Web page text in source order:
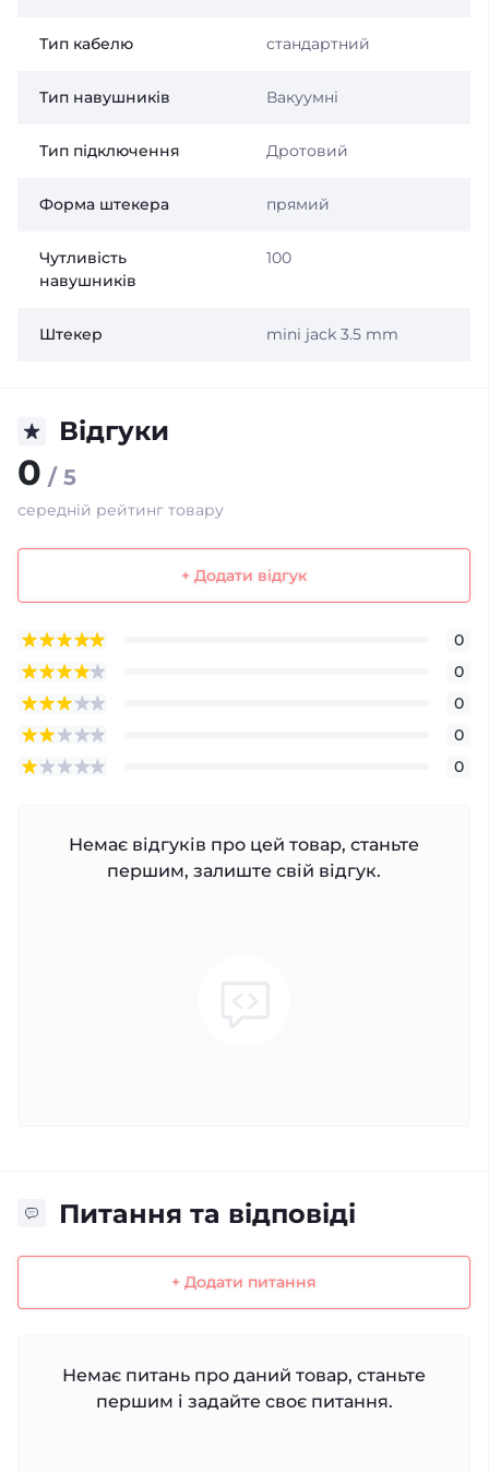
Тип кабелю стандартний
Тип навушників Вакуумні
Тип підключення Дротовий
Форма штекера прямий
Чутливість
навушників
100
Штекер mini jack 3.5 mm
Відгуки
0 / 5
середній рейтинг товару
+ Додати відгук
0
0
0
0
0
Немає відгуків про цей товар, станьте
першим, залиште свій відгук.
Питання та відповіді
+ Додати питання
Немає питань про даний товар, станьте
першим і задайте своє питання.